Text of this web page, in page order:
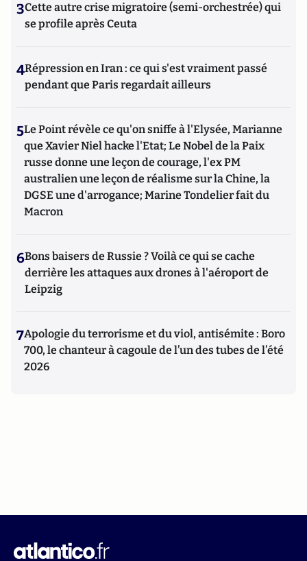
3Cette autre crise migratoire (semi-orchestrée) qui
se profile après Ceuta
4Répression en Iran : ce qui s'est vraiment passé
pendant que Paris regardait ailleurs
5Le Point révèle ce qu'on sniffe à l'Elysée, Marianne
que Xavier Niel hacke l'Etat; Le Nobel de la Paix
russe donne une leçon de courage, l'ex PM
australien une leçon de réalisme sur la Chine, la
DGSE une d'arrogance; Marine Tondelier fait du
Macron
6Bons baisers de Russie ? Voilà ce qui se cache
derrière les attaques aux drones à l'aéroport de
Leipzig
7Apologie du terrorisme et du viol, antisémite : Boro
700, le chanteur à cagoule de l’un des tubes de l’été
2026